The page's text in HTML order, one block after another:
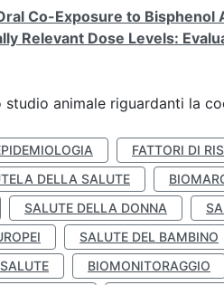
Co-Exposure to Bisphenol
Relevant Dose Levels:
studio animale riguardanti la
FATTORI DI
DELLA SALUTE
SALUTE DELLA DONNA
SALUTE DEL BAMBINO
BIOMONITORAGGIO